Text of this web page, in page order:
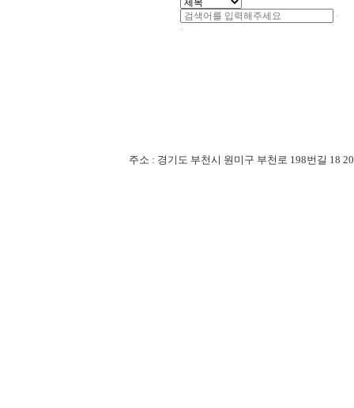
주소 : 경기도 부천시 원미구 부천로 198번길